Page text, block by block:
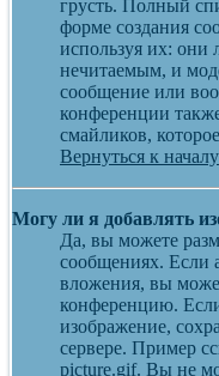
грусть. Полный
форме создания
используя их: они
нечитаемым, и
сообщение или
конференции
смайликов,
Вернуться к началу
Могу ли я добавлять
Да, вы можете
сообщениях. Если
вложения, вы
конференцию.
изображение,
сервере. Пример
picture.gif. Вы не